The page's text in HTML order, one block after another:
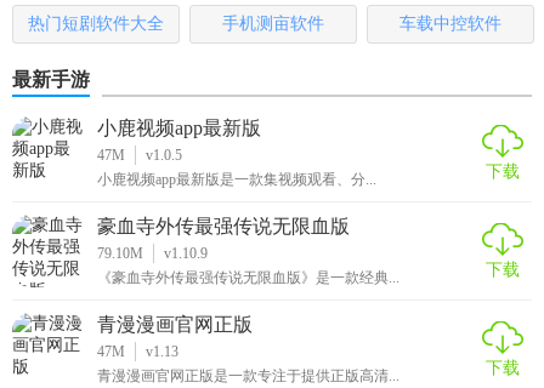
本
哪些
热门短剧软件大全 手机测亩软件 车载中控软件
最新手游
小鹿视频app最新版
47M
v1.0.5
小鹿视频app最新版是一款集视频观看、分...
下载
豪血寺外传最强传说无限血版
79.10M
v1.10.9
《豪血寺外传最强传说无限血版》是一款经典...
下载
青漫漫画官网正版
47M
v1.13
青漫漫画官网正版是一款专注于提供正版高清...
下载